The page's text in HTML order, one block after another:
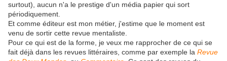
surtout), aucun n'a le prestige d'un média papier qui sort
périodiquement.
Et comme éditeur est mon métier, j'estime que le moment est
venu de sortir cette revue mentaliste.
Pour ce qui est de la forme, je veux me rapprocher de ce qui se
fait déjà dans les revues littéraires, comme par exemple la Revue